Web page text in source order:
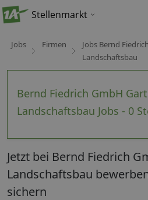
Stellenmarkt
Jobs Firmen
Jobs Bernd
Landschaftsbau
Bernd Fiedrich GmbH
Landschaftsbau Jobs - 0
Jetzt bei Bernd Fiedrich
Landschaftsbau
sichern